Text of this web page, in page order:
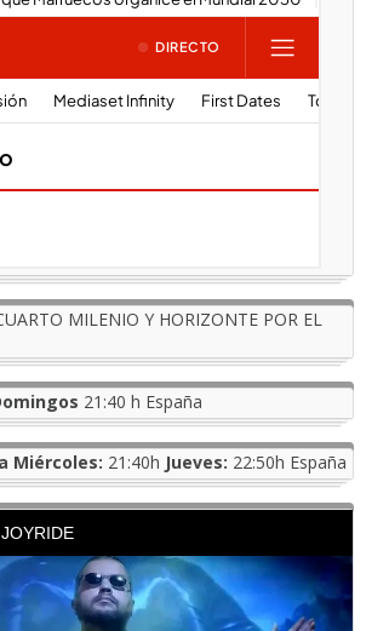
MILENIO Y HORIZONTE POR EL
21:40 h España
Miércoles: 21:40h Jueves: 22:50h España